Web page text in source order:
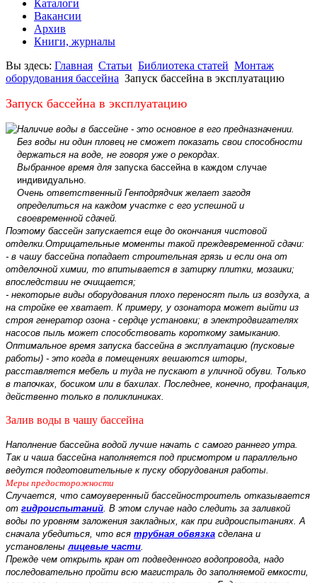
Каталоги
Вакансии
Архив
Книги, журналы
Вы здесь: Главная Статьи Библиотека статей Монтаж
оборудования бассейна Запуск бассейна в эксплуатацию
Запуск бассейна в эксплуатацию
Наличие воды в бассейне - это основное в его предназначении.
Без воды ни один пловец не сможет показать свои способности
держаться на воде, не говоря уже о рекордах.
Выбранное время для запуска бассейна в каждом случае
индивидуально.
Очень ответственный Генподрядчик желает загодя
определиться на каждом участке с его успешной и
своевременной сдачей.
Поэтому бассейн запускается еще до окончания чистовой
отделки.Отрицательные моменты такой преждевременной сдачи:
- в чашу бассейна попадает строительная грязь и если она от
отделочной химии, то впитывается в затирку плитки, мозаики;
впоследствии не очищается;
- некоторые виды оборудования плохо переносят пыль из воздуха, а
на стройке ее хватает. К примеру, у озонатора может выйти из
строя генератор озона - сердце установки; в электродвигателях
насосов пыль может способствовать короткому замыканию.
Оптимальное время запуска бассейна в эксплуатацию (пусковые
работы) - это когда в помещениях вешаются шторы,
расставляется мебель и туда не пускают в уличной обуви. Только
в тапочках, босиком или в бахилах. Последнее, конечно, профанация,
действенно только в поликлиниках.
Залив воды в чашу бассейна
Наполнение бассейна водой лучше начать с самого раннего утра.
Так и чаша бассейна наполняется под присмотром и параллельно
ведутся подготовительные к пуску оборудования работы.
Меры предосторожности
Случается, что самоуверенный бассейностроитель отказывается
от гидроиспытаний . В этом случае надо следить за заливкой
воды по уровням заложения закладных, как при гидроиспытаниях. А
сначала убедиться, что вся трубная обвязка сделана и
установлены лицевые части
Прежде чем открыть кран от подведенного водопровода, надо
последовательно пройти всю магистраль до заполняемой емкости,